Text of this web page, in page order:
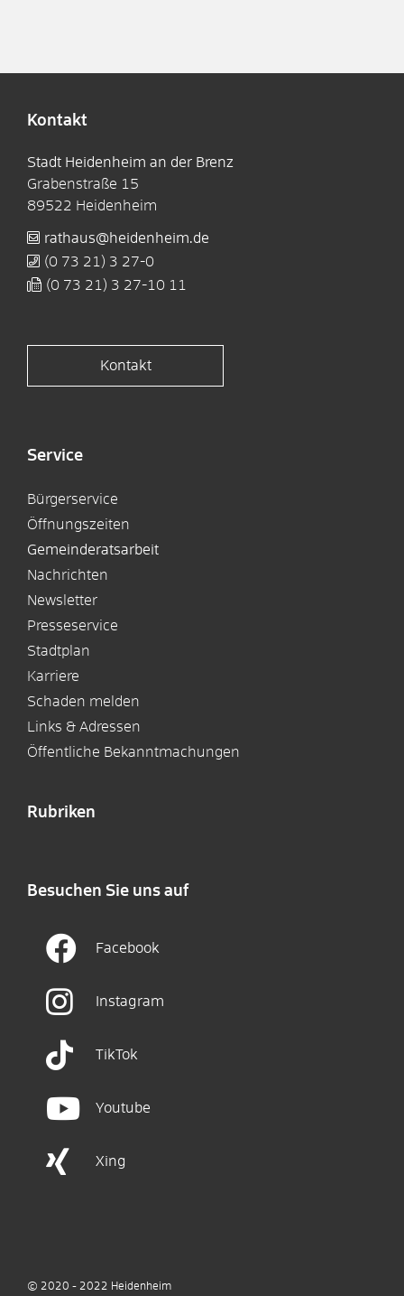
Kontakt
Stadt Heidenheim an der Brenz
Grabenstraße 15
89522 Heidenheim
rathaus@heidenheim.de
(0 73 21) 3 27-0
(0 73 21) 3 27-10 11
Kontakt
Service
Bürgerservice
Öffnungszeiten
Gemeinderatsarbeit
Nachrichten
Newsletter
Presseservice
Stadtplan
Karriere
Schaden melden
Links & Adressen
Öffentliche Bekanntmachungen
Rubriken
Besuchen Sie uns auf
Facebook
Instagram
TikTok
Youtube
Xing
© 2020 - 2022 Heidenheim